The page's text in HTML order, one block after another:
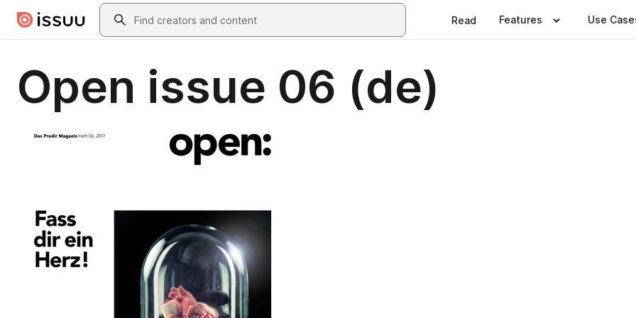
Skip to main contentSearch
Read Features Use
Open issue 06 (de)